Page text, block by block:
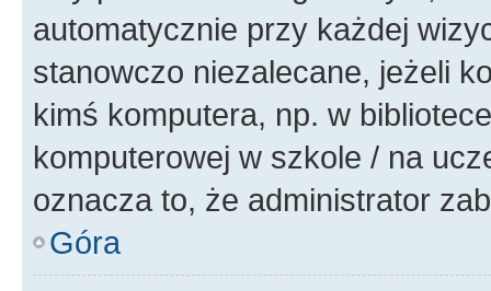
automatycznie przy każdej
stanowczo niezalecane, jeżeli
kimś komputera, np. w
komputerowej w szkole / na
oznacza to, że administrator
Góra